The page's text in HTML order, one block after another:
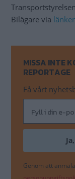
Bilägare via
MISSA INTE
REPORTAGE
Få vårt
Genom att